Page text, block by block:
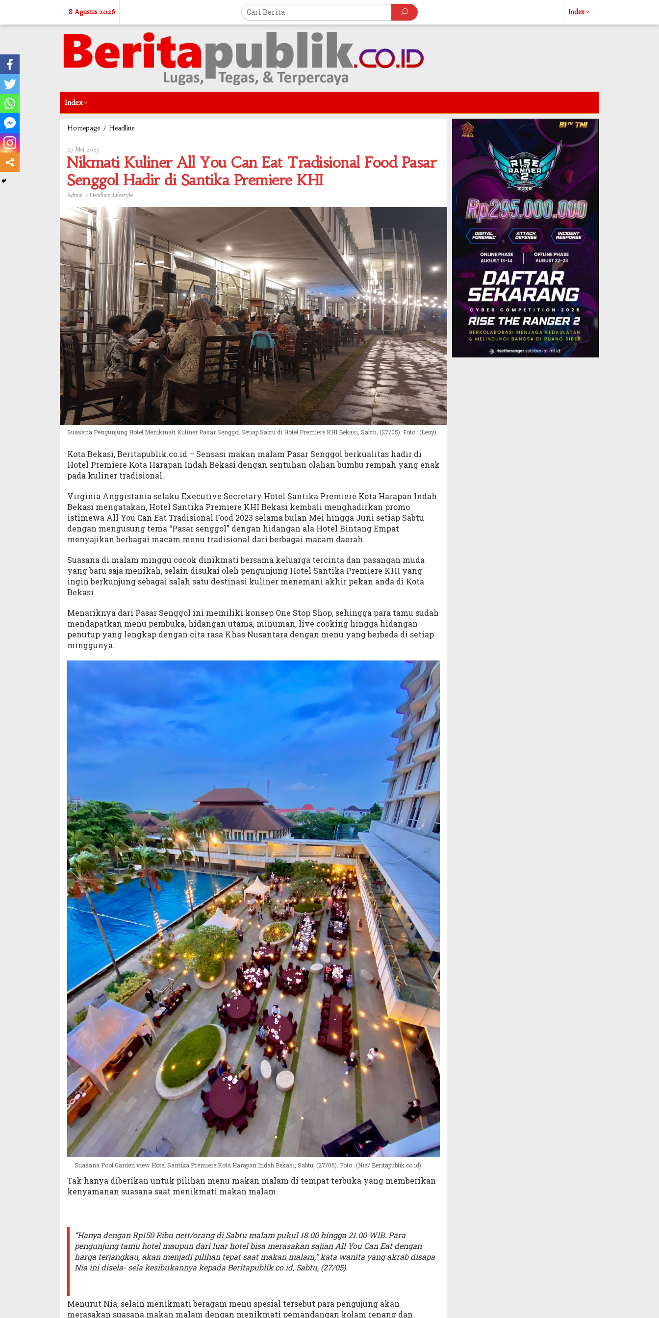
8 Agustus 2026 Index
Index
Homepage / Headline
You
Can
Eat
Tradisional
Senggol
Hadir
di
Santika
Premiere
KHI
27 Mei 2023
Admin
Nikmati Kuliner All You Can Eat Tradisional Food Pasar
Senggol Hadir di Santika Premiere KHI
Admin - Headline, Lifestyle
Suasana Pengunjung Hotel Menikmati Kuliner Pasar Senggol Setiap Sabtu di Hotel Premiere KHI Bekasi, Sabtu, (27/05). Foto : (Leny)
Kota Bekasi, Beritapublik.co.id – Sensasi makan malam Pasar Senggol berkualitas hadir di
Hotel Premiere Kota Harapan Indah Bekasi dengan sentuhan olahan bumbu rempah yang enak
pada kuliner tradisional.
Virginia Anggistania selaku Executive Secretary Hotel Santika Premiere Kota Harapan Indah
Bekasi mengatakan, Hotel Santika Premiere KHI Bekasi kembali menghadirkan promo
istimewa All You Can Eat Tradisional Food 2023 selama bulan Mei hingga Juni setiap Sabtu
dengan mengusung tema “Pasar senggol” dengan hidangan ala Hotel Bintang Empat
menyajikan berbagai macam menu tradisional dari berbagai macam daerah.
Suasana di malam minggu cocok dinikmati bersama keluarga tercinta dan pasangan muda
yang baru saja menikah, selain disukai oleh pengunjung Hotel Santika Premiere KHI yang
ingin berkunjung sebagai salah satu destinasi kuliner menemani akhir pekan anda di Kota
Bekasi
Menariknya dari Pasar Senggol ini memiliki konsep One Stop Shop, sehingga para tamu sudah
mendapatkan menu pembuka, hidangan utama, minuman, live cooking hingga hidangan
penutup yang lengkap dengan cita rasa Khas Nusantara dengan menu yang berbeda di setiap
minggunya.
Suasana Pool Garden view Hotel Santika Premiere Kota Harapan Indah Bekasi, Sabtu, (27/05). Foto : (Nia/ Beritapublik.co.id)
Tak hanya diberikan untuk pilihan menu makan malam di tempat terbuka yang memberikan
kenyamanan suasana saat menikmati makan malam.
“Hanya dengan Rp150 Ribu nett/orang di Sabtu malam pukul 18.00 hingga 21.00 WIB. Para
pengunjung tamu hotel maupun dari luar hotel bisa merasakan sajian All You Can Eat dengan
harga terjangkau, akan menjadi pilihan tepat saat makan malam,” kata wanita yang akrab disapa
Nia ini disela- sela kesibukannya kepada Beritapublik.co.id, Sabtu, (27/05).
Menurut Nia, selain menikmati beragam menu spesial tersebut para pengujung akan
merasakan suasana makan malam dengan menikmati pemandangan kolam renang dan